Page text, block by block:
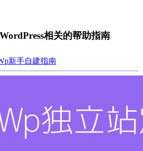
相关的帮助指南
新手自建指南